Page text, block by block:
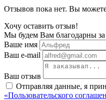
Отзывов пока нет. Вы
Хочу оставить отзыв!
Мы будем Вам благодарны за
Ваше имя
Ваш e-mail
Ваш отзыв
Отправляя данные, я
«Пользовательского